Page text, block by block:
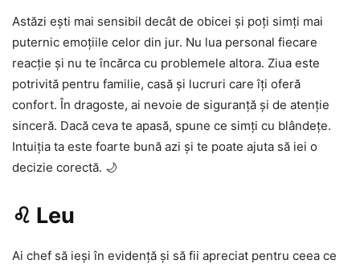
Astăzi ești mai sensibil decât de obicei și poți simți mai
puternic emoțiile celor din jur. Nu lua personal fiecare
reacție și nu te încărca cu problemele altora. Ziua este
potrivită pentru familie, casă și lucruri care îți oferă
confort. În dragoste, ai nevoie de siguranță și de atenție
sinceră. Dacă ceva te apasă, spune ce simți cu blândețe.
Intuiția ta este foarte bună azi și te poate ajuta să iei o
decizie corectă. 🌙
♌ Leu
Ai chef să ieși în evidență și să fii apreciat pentru ceea ce